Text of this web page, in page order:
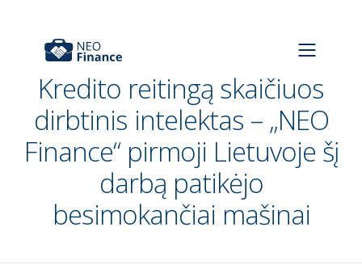
Kredito reitingą skaičiuos
dirbtinis intelektas – „NEO
Finance“ pirmoji Lietuvoje šį
darbą patikėjo
besimokančiai mašinai